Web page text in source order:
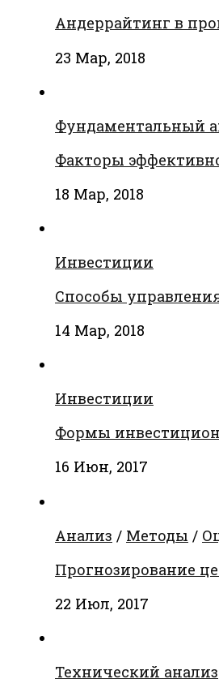
Андеррайтинг в
23 Мар, 2018
Фундаментальный
Факторы
18 Мар, 2018
Инвестиции
Способы
14 Мар, 2018
Инвестиции
Формы
16 Июн, 2017
Анализ / Методы /
Прогнозирование
22 Июл, 2017
Технический анализ